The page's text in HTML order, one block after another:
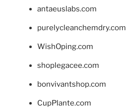
antaeuslabs.com
purelycleanchemdry.com
WishOping.com
shoplegacee.com
bonvivantshop.com
CupPlante.com